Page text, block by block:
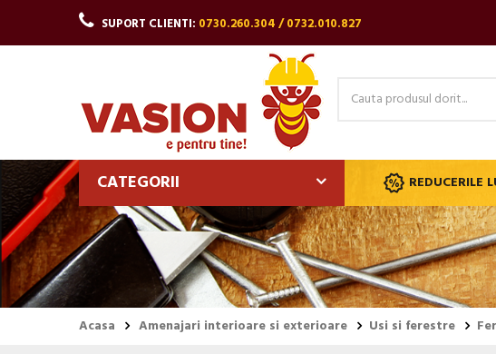
SUPORT CLIENTI: 0730.260.304 / 0732.010.827
CATEGORII REDUCERILE
Acasa Amenajari interioare si exterioare Usi si ferestre